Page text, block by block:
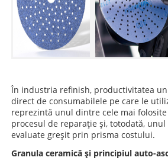
În industria refinish, productivitatea
direct de consumabilele pe care le
reprezintă unul dintre cele mai
procesul de reparație și, totodată,
evaluate greșit prin prisma costului.
Granula ceramică și principiul auto-